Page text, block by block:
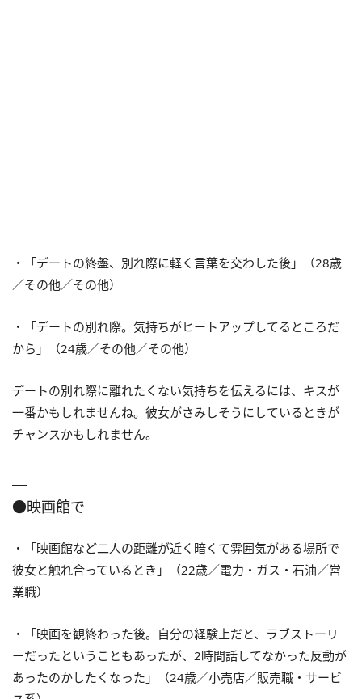
・「デートの終盤、別れ際に軽く言葉を交わした後」（28歳
／その他／その他）
・「デートの別れ際。気持ちがヒートアップしてるところだ
から」（24歳／その他／その他）
デートの別れ際に離れたくない気持ちを伝えるには、キスが
一番かもしれませんね。彼女がさみしそうにしているときが
チャンスかもしれません。
●映画館で
・「映画館など二人の距離が近く暗くて雰囲気がある場所で
彼女と触れ合っているとき」（22歳／電力・ガス・石油／営
業職）
・「映画を観終わった後。自分の経験上だと、ラブストーリ
ーだったということもあったが、2時間話してなかった反動が
あったのかしたくなった」（24歳／小売店／販売職・サービ